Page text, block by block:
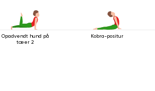
Opadvendt hund på
tæer 2
Kobra-positur